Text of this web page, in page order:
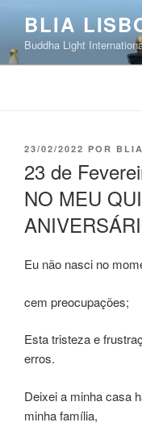
BLIA
Buddha Light
23/02/2022 POR BLIA
23 de
NO MEU
Eu não nasci no
cem preocupações;
Esta tristeza e
erros.
Deixei a minha casa
minha família,